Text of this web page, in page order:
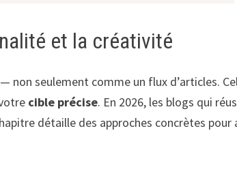
et la créativité
seulement comme un flux d’articles.
cible précise. En 2026, les blogs qui
détaille des approches concrètes pour